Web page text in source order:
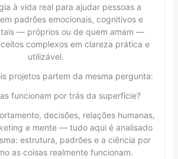
à vida real para ajudar pessoas a
padrões emocionais, cognitivos e
— próprios ou de quem amam —
complexos em clareza prática e
utilizável.
projetos partem da mesma pergunta:
funcionam por trás da superfície?
decisões, relações humanas,
e mente — tudo aqui é analisado
estrutura, padrões e a ciência por
as coisas realmente funcionam.